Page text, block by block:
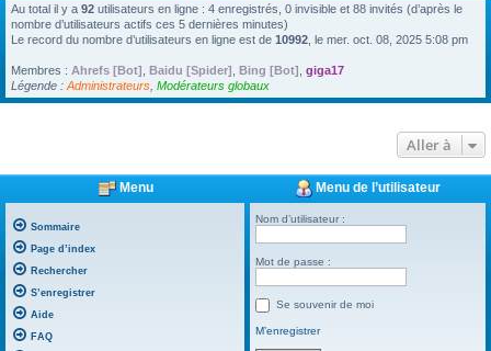
Au total il y a 92 utilisateurs en ligne : 4 enregistrés, 0 invisible et 88 invités (d’après le
nombre d’utilisateurs actifs ces 5 dernières minutes)
Le record du nombre d’utilisateurs en ligne est de 10992 , le mer. oct. 08, 2025 5:08 pm
Membres : Ahrefs [Bot] Baidu [Spider] Bing [Bot] giga17
Légende : Administrateurs Modérateurs globaux
Aller à
Menu
Sommaire
Page d’index
Rechercher
S’enregistrer
Aide
FAQ
Menu de l’utilisateur
Nom d’utilisateur :
Mot de passe :
Se souvenir de moi
M’enregistrer